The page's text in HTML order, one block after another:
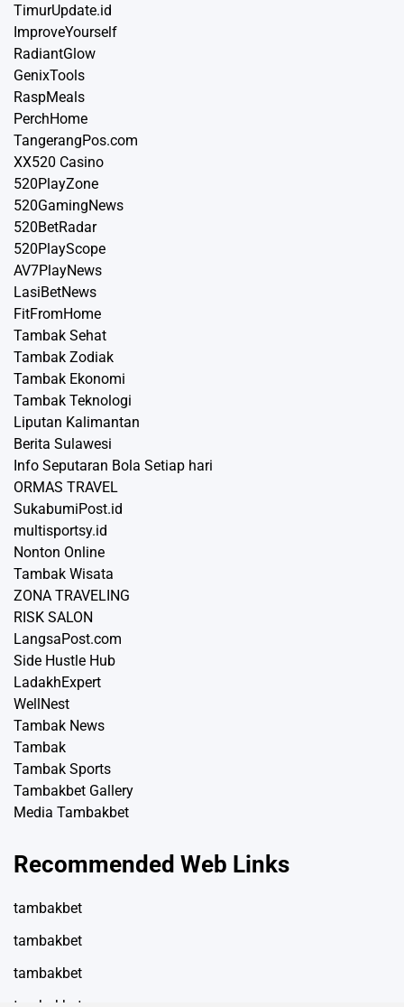
TimurUpdate.id
ImproveYourself
RadiantGlow
GenixTools
RaspMeals
PerchHome
TangerangPos.com
XX520 Casino
520PlayZone
520GamingNews
520BetRadar
520PlayScope
AV7PlayNews
LasiBetNews
FitFromHome
Tambak Sehat
Tambak Zodiak
Tambak Ekonomi
Tambak Teknologi
Liputan Kalimantan
Berita Sulawesi
Info Seputaran Bola Setiap hari
ORMAS TRAVEL
SukabumiPost.id
multisportsy.id
Nonton Online
Tambak Wisata
ZONA TRAVELING
RISK SALON
LangsaPost.com
Side Hustle Hub
LadakhExpert
WellNest
Tambak News
Tambak
Tambak Sports
Tambakbet Gallery
Media Tambakbet
Recommended Web Links
tambakbet
tambakbet
tambakbet